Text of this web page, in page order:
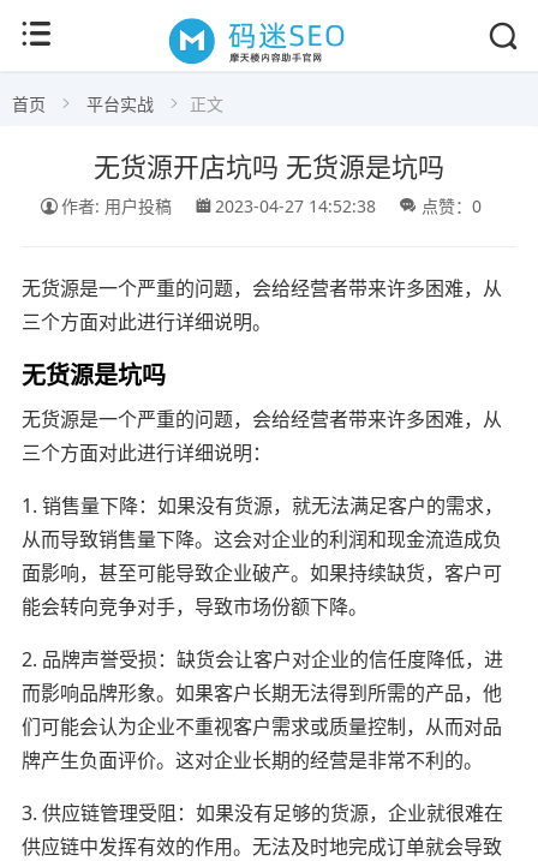
首页 平台实战 正文
无货源开店坑吗 无货源是坑吗
作者: 用户投稿 2023-04-27 14:52:38 点赞：0
无货源是一个严重的问题，会给经营者带来许多困难，从
三个方面对此进行详细说明。
无货源是坑吗
无货源是一个严重的问题，会给经营者带来许多困难，从
三个方面对此进行详细说明：
1. 销售量下降：如果没有货源，就无法满足客户的需求，
从而导致销售量下降。这会对企业的利润和现金流造成负
面影响，甚至可能导致企业破产。如果持续缺货，客户可
能会转向竞争对手，导致市场份额下降。
2. 品牌声誉受损：缺货会让客户对企业的信任度降低，进
而影响品牌形象。如果客户长期无法得到所需的产品，他
们可能会认为企业不重视客户需求或质量控制，从而对品
牌产生负面评价。这对企业长期的经营是非常不利的。
3. 供应链管理受阻：如果没有足够的货源，企业就很难在
供应链中发挥有效的作用。无法及时地完成订单就会导致